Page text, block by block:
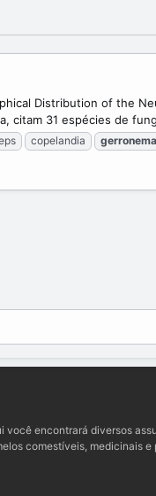
Distribution of the
citam 31 espécies de
copelandia gerronema
você encontrará diversos
comestíveis, medicinais e